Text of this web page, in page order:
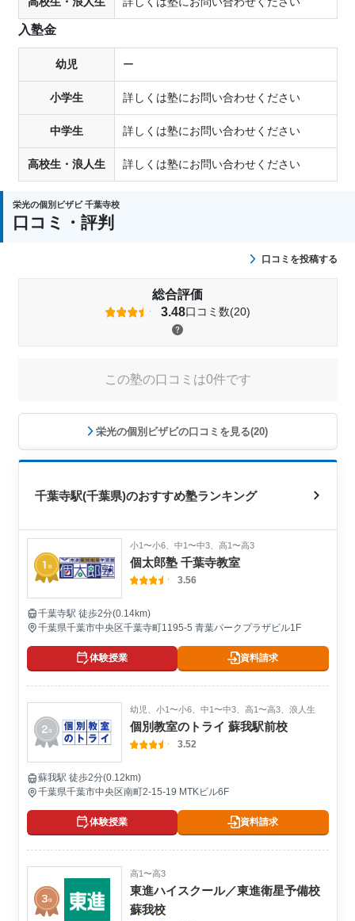
入塾金
幼児 ー
小学生 詳しくは塾にお問い合わせください
中学生 詳しくは塾にお問い合わせください
高校生・浪人生 詳しくは塾にお問い合わせください
栄光の個別ビザビ 千葉寺校
口コミ・評判
口コミを投稿する
総合評価
3.48口コミ数(20)
この塾の口コミは0件です
栄光の個別ビザビの口コミを見る(20)
千葉寺駅(千葉県)のおすすめ塾ランキング
小1〜小6、中1〜中3、高1〜高3
個太郎塾 千葉寺教室
3.56
千葉寺駅 徒歩2分(0.14km)
千葉県千葉市中央区千葉寺町1195-5 青葉パークプラザビル1F
体験授業 資料請求
幼児、小1〜小6、中1〜中3、高1〜高3、浪人生
個別教室のトライ 蘇我駅前校
3.52
蘇我駅 徒歩2分(0.12km)
千葉県千葉市中央区南町2-15-19 MTKビル6F
体験授業 資料請求
高1〜高3
東進ハイスクール／東進衛星予備校
蘇我校